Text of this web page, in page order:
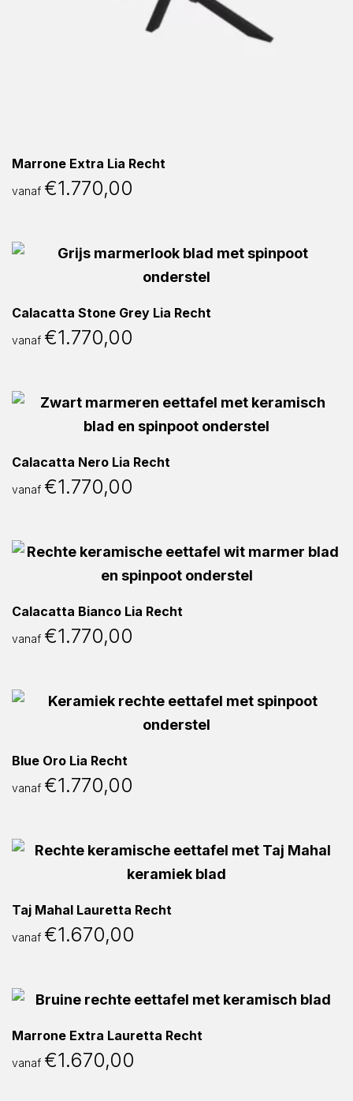
Marrone Extra Lia Recht
vanaf €1.770,00
Calacatta Stone Grey Lia Recht
vanaf €1.770,00
Calacatta Nero Lia Recht
vanaf €1.770,00
Calacatta Bianco Lia Recht
vanaf €1.770,00
Blue Oro Lia Recht
vanaf €1.770,00
Taj Mahal Lauretta Recht
vanaf €1.670,00
Marrone Extra Lauretta Recht
vanaf €1.670,00